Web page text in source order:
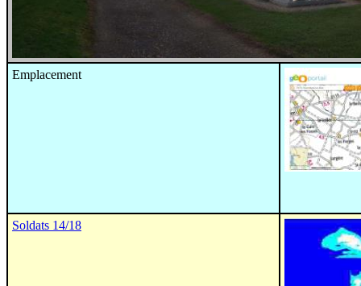
Emplacement
Soldats 14/18